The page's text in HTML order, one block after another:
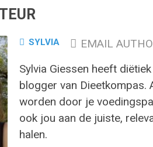
SYLVIA
EMAIL
Sylvia Giessen heeft
blogger van Dieetkompas.
worden door je
ook jou aan de juiste,
halen.